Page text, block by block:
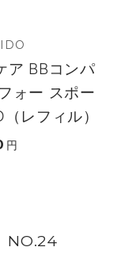
ア BBコンパ
ォー スポー
レフィル）
円
24